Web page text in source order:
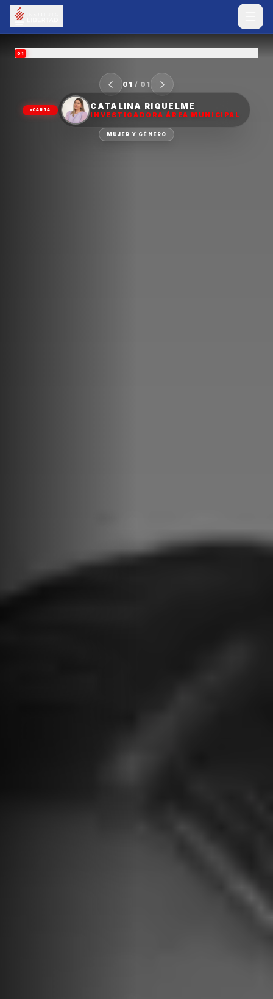
01
01 / 01
CARTA CATALINA RIQUELME
INVESTIGADORA ÁREA MUNICIPAL
MUJER Y GÉNERO